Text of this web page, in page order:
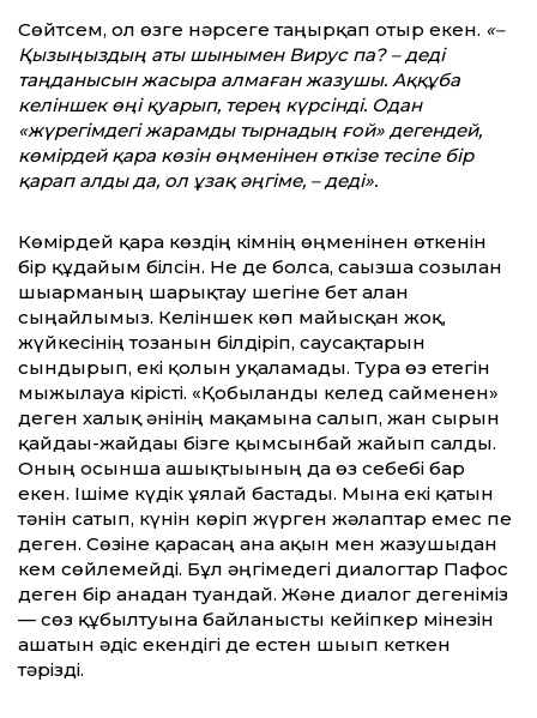
Сөйтсем, ол өзге нәрсеге таңырқап отыр екен. «–
Қызыңыздың аты шынымен Вирус па? – деді
таңданысын жасыра алмаған жазушы. Аққұба
келіншек өңі қуарып, терең күрсінді. Одан
«жүрегімдегі жарамды тырнадың ғой» дегендей,
көмірдей қара көзін өңменінен өткізе тесіле бір
қарап алды да, ол ұзақ әңгіме, – деді».
Көмірдей қара көздің кімнің өңменінен өткенін
бір құдайым білсін. Не де болса, сағызша созылған
шығарманың шарықтау шегіне бет алған
сыңайлымыз. Келіншек көп майысқан жоқ,
жүйкесінің тозғанын білдіріп, саусақтарын
сындырып, екі қолын уқаламады. Тура өз етегін
мыжғылауға кірісті. «Қобыланды келед сайменен»
деген халық әнінің мақамына салып, жан сырын
қайдағы-жайдағы бізге қымсынбай жайып салды.
Оның осынша ашықтығының да өз себебі бар
екен. Ішіме күдік ұялай бастады. Мына екі қатын
тәнін сатып, күнін көріп жүрген жәлаптар емес пе
деген. Сөзіне қарасаң ана ақын мен жазушыдан
кем сөйлемейді. Бұл әңгімедегі диалогтар Пафос
деген бір анадан туғандай. Және диалог дегеніміз
— сөз құбылтуына байланысты кейіпкер мінезін
ашатын әдіс екендігі де естен шығып кеткен
тәрізді.